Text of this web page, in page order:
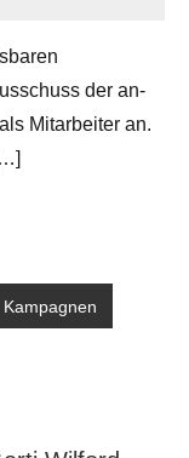
der an-
Mitarbeiter an.
Kampagnen